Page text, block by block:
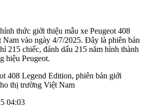
thức giới thiệu mẫu xe Peugeot 408
vào ngày 4/7/2025. Đây là phiên bản
215 chiếc, đánh dấu 215 năm hình thành
hiệu Peugeot.
04:03